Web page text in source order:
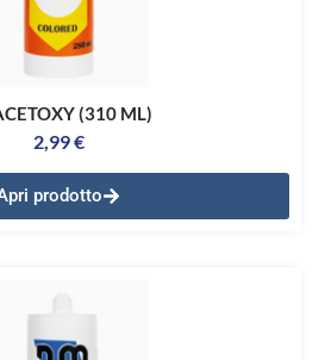
(310 ML)
2,99€
prodotto